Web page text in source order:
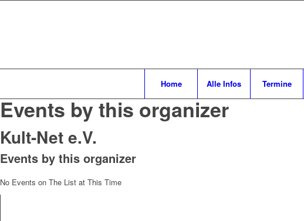
Home Alle Infos Termine
Events by this organizer
Kult-Net e.V.
Events by this organizer
No Events on The List at This Time